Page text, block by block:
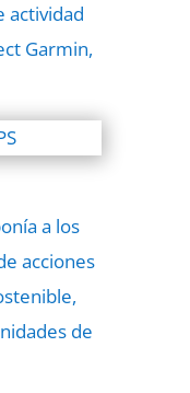
actividad
Garmin,
a los
acciones
de